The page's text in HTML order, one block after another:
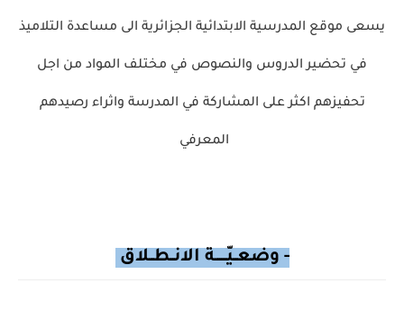
يسعى موقع المدرسية الابتدائية الجزائرية الى مساعدة التلاميذ
في تحضير الدروس والنصوص في مختلف المواد من اجل
تحفيزهم اكثر على المشاركة في المدرسة واثراء رصيدهم
المعرفي
- وضعــيّــــــة الانــطــلاق